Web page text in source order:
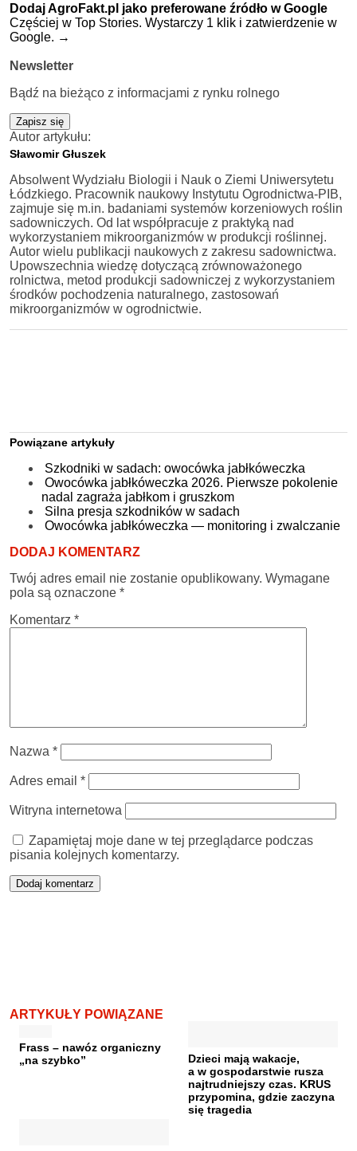
Dodaj AgroFakt.pl jako preferowane źródło w Google
Częściej w Top Stories. Wystarczy 1 klik i zatwierdzenie w
Google. →
Newsletter
Bądź na bieżąco z informacjami z rynku rolnego
Zapisz się
Autor artykułu:
Sławomir Głuszek
Absolwent Wydziału Biologii i Nauk o Ziemi Uniwersytetu
Łódzkiego. Pracownik naukowy Instytutu Ogrodnictwa-PIB,
zajmuje się m.in. badaniami systemów korzeniowych roślin
sadowniczych. Od lat współpracuje z praktyką nad
wykorzystaniem mikroorganizmów w produkcji roślinnej.
Autor wielu publikacji naukowych z zakresu sadownictwa.
Upowszechnia wiedzę dotyczącą zrównoważonego
rolnictwa, metod produkcji sadowniczej z wykorzystaniem
środków pochodzenia naturalnego, zastosowań
mikroorganizmów w ogrodnictwie.
Powiązane artykuły
Szkodniki w sadach: owocówka jabłkóweczka
Owocówka jabłkóweczka 2026. Pierwsze pokolenie
nadal zagraża jabłkom i gruszkom
Silna presja szkodników w sadach
Owocówka jabłkóweczka — monitoring i zwalczanie
DODAJ KOMENTARZ
Twój adres email nie zostanie opublikowany. Wymagane
pola są oznaczone *
Komentarz *
Nazwa *
Adres email *
Witryna internetowa
Zapamiętaj moje dane w tej przeglądarce podczas
pisania kolejnych komentarzy.
ARTYKUŁY POWIĄZANE
Frass – nawóz organiczny
„na szybko”
Dzieci mają wakacje,
a w gospodarstwie rusza
najtrudniejszy czas. KRUS
przypomina, gdzie zaczyna
się tragedia